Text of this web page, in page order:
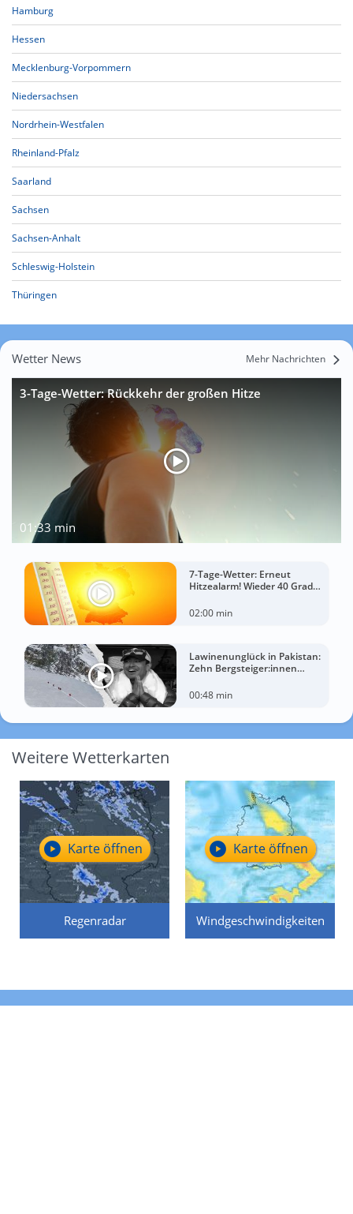
Hamburg
Hessen
Mecklenburg-Vorpommern
Niedersachsen
Nordrhein-Westfalen
Rheinland-Pfalz
Saarland
Sachsen
Sachsen-Anhalt
Schleswig-Holstein
Thüringen
Wetter News Mehr Nachrichten
3-Tage-Wetter: Rückkehr der großen Hitze
01:33 min
7-Tage-Wetter: Erneut
Hitzealarm! Wieder 40 Grad
02:00 min
Lawinenunglück in Pakistan:
Zehn Bergsteiger:innen
00:48 min
Weitere Wetterkarten
Regenradar
Karte öffnen
Windgeschwindigkeiten
Karte öffnen